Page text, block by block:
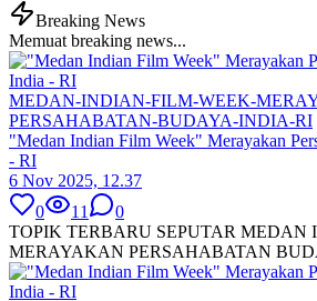
Breaking News
Memuat breaking news...
MEDAN-INDIAN-FILM-WEEK-
PERSAHABATAN-BUDAYA-INDIA-RI
"Medan Indian Film Week" Merayakan
- RI
6 Nov 2025, 12.37
0
11
0
TOPIK TERBARU SEPUTAR MEDAN
MERAYAKAN PERSAHABATAN